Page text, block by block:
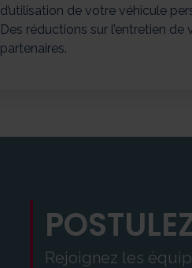
d’utilisation de votre véhicule
Des réductions sur l’entretien
partenaires.
Rejoignez les